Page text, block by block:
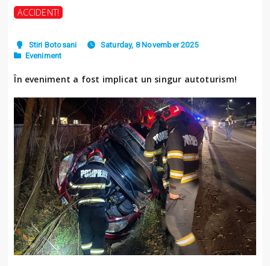
ACCIDENT!
Stiri Botosani
Saturday, 8 November 2025
Eveniment
În eveniment a fost implicat un singur autoturism!